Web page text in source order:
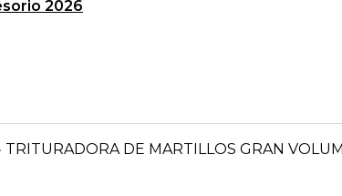
2026
TRITURADORA DE MARTILLOS GRAN